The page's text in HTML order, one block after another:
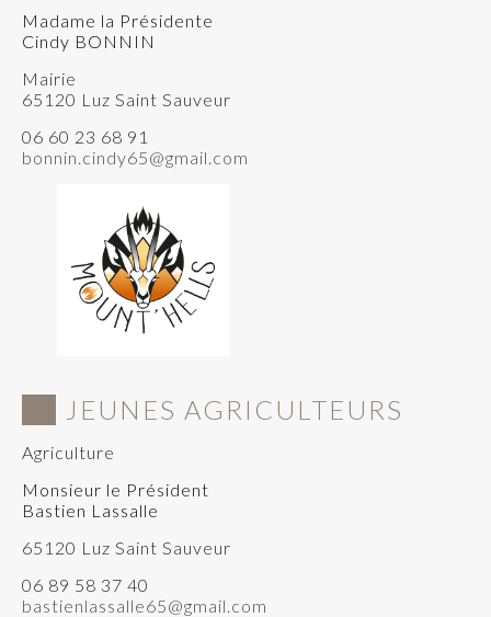
Madame la Présidente
Cindy BONNIN
Mairie
65120 Luz Saint Sauveur
06 60 23 68 91
bonnin.cindy65@gmail.com
JEUNES AGRICULTEURS
Agriculture
Monsieur le Président
Bastien Lassalle
65120 Luz Saint Sauveur
06 89 58 37 40
bastienlassalle65@gmail.com